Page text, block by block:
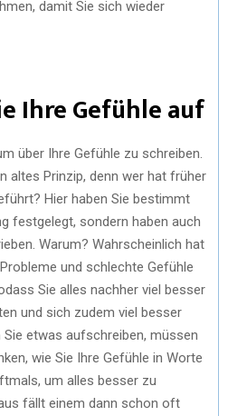
damit Sie sich wieder
Ihre Gefühle auf
über Ihre Gefühle zu schreiben.
altes Prinzip, denn wer hat früher
Hier haben Sie bestimmt
festgelegt, sondern haben auch
Warum? Wahrscheinlich hat
und schlechte Gefühle
Sie alles nachher viel besser
und sich zudem viel besser
etwas aufschreiben, müssen
wie Sie Ihre Gefühle in Worte
um alles besser zu
fällt einem dann schon oft